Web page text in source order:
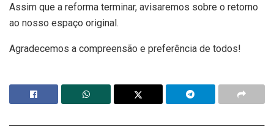
Assim que a reforma terminar, avisaremos sobre o retorno
ao nosso espaço original.
Agradecemos a compreensão e preferência de todos!